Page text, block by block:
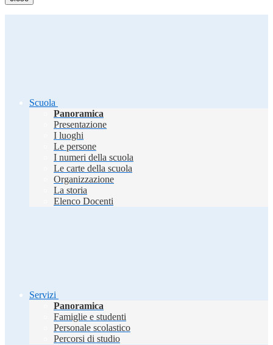
Scuola
Panoramica
Presentazione
I luoghi
Le persone
I numeri della scuola
Le carte della scuola
Organizzazione
La storia
Elenco Docenti
Servizi
Panoramica
Famiglie e studenti
Personale scolastico
Percorsi di studio